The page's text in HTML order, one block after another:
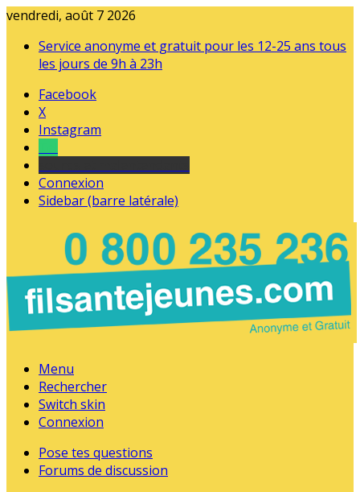
vendredi, août 7 2026
Service anonyme et gratuit pour les 12-25 ans tous
les jours de 9h à 23h
Facebook
X
Instagram
Connexion
Sidebar (barre latérale)
Menu
Rechercher
Switch skin
Connexion
Pose tes questions
Forums de discussion